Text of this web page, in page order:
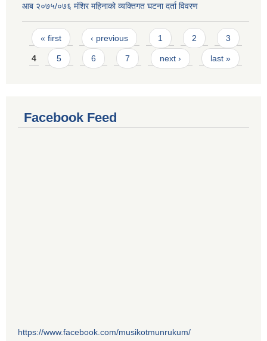
आब २०७५/०७६ मंशिर महिनाको व्यक्तिगत घटना दर्ता विवरण
Pages
« first ‹ previous 1 2 3
4 5 6 7 next › last »
Facebook Feed
https://www.facebook.com/musikotmunrukum/